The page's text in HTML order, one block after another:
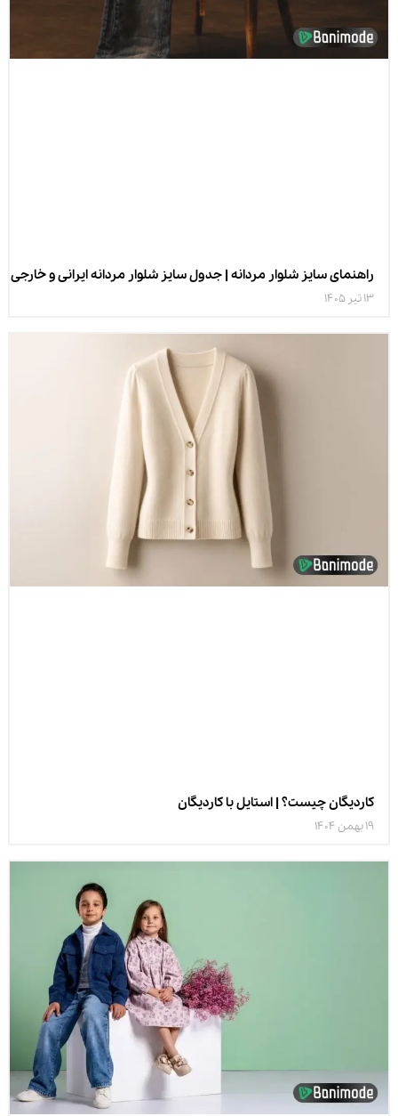
راهنمای سایز شلوار مردانه | جدول سایز شلوار مردانه ایرانی و خارجی
13 تیر 1405
کاردیگان چیست؟ | استایل با کاردیگان
19 بهمن 1404